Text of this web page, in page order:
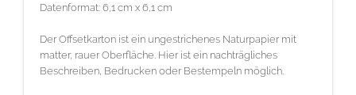
Datenformat: 6,1 cm x 6,1 cm
Der Offsetkarton ist ein ungestrichenes Naturpapier mit
matter, rauer Oberfläche. Hier ist ein nachträgliches
Beschreiben, Bedrucken oder Bestempeln möglich.